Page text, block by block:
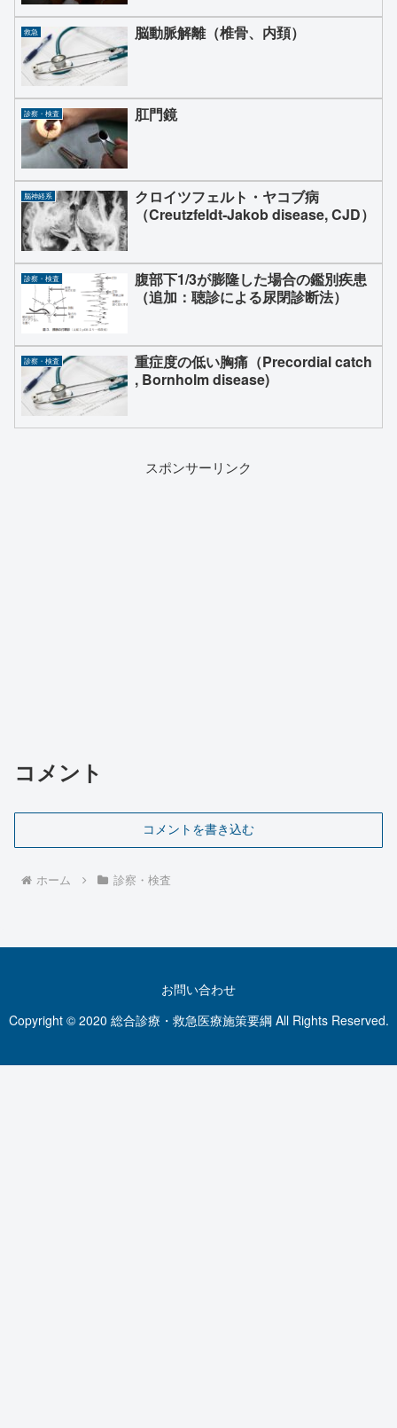
救急 脳動脈解離（椎骨、内頚）
診察・検査 肛門鏡
脳神経系
クロイツフェルト・ヤコブ病
（Creutzfeldt‐Jakob disease, CJD）
診察・検査
腹部下1/3が膨隆した場合の鑑別疾患
（追加：聴診による尿閉診断法）
診察・検査
重症度の低い胸痛（Precordial catch
, Bornholm disease)
スポンサーリンク
コメント
コメントを書き込む
ホーム 診察・検査
お問い合わせ
Copyright © 2020 総合診療・救急医療施策要綱 All Rights Reserved.